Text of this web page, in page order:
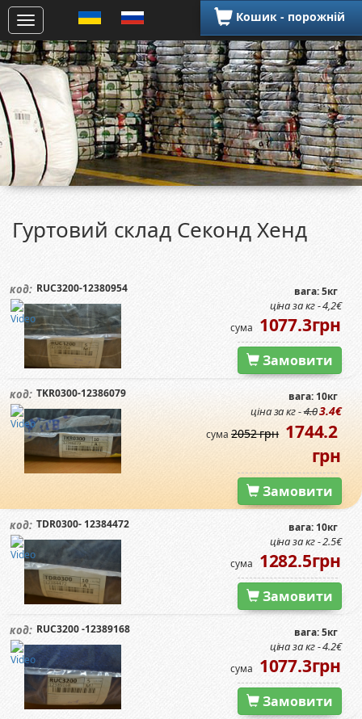
Гуртовий склад Секонд Хенд
код: RUC3200-12380954 вага: 5кг
ціна за кг - 4,2€
сума 1077.3грн
Замовити
код: TKR0300-12386079 вага: 10кг
ціна за кг -4.03.4€
сума 2052 грн 1744.2
грн
Замовити
код: TDR0300- 12384472 вага: 10кг
ціна за кг - 2.5€
сума 1282.5грн
Замовити
код: RUC3200 -12389168 вага: 5кг
ціна за кг - 4.2€
сума 1077.3грн
Замовити
Кошик - порожній